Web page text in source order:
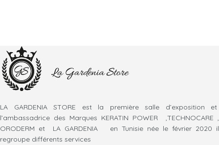
LA GARDENIA STORE est la première salle d’exposition et
l’ambassadrice des Marques KERATIN POWER ,TECHNOCARE ,
ORODERM et LA GARDENIA en Tunisie née le février 2020 il
regroupe différents services